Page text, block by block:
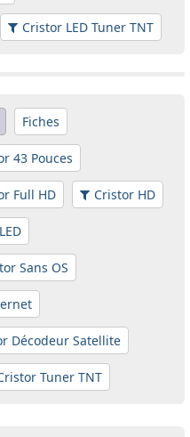
Cristor LED Tuner TNT
Fiches
43 Pouces
Full HD Cristor HD
Sans OS
Décodeur Satellite
Tuner TNT